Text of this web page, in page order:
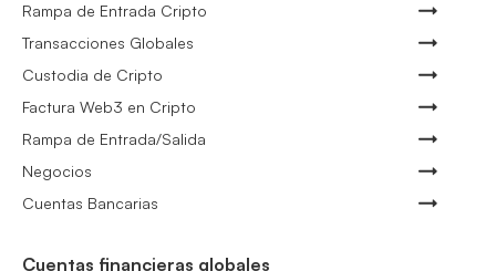
Rampa de Entrada Cripto
Transacciones Globales
Custodia de Cripto
Factura Web3 en Cripto
Rampa de Entrada/Salida
Negocios
Cuentas Bancarias
Cuentas financieras globales